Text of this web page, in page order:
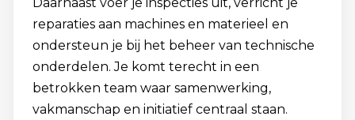
reparaties aan machines en materieel en
ondersteun je bij het beheer van technische
onderdelen. Je komt terecht in een
betrokken team waar samenwerking,
vakmanschap en initiatief centraal staan.